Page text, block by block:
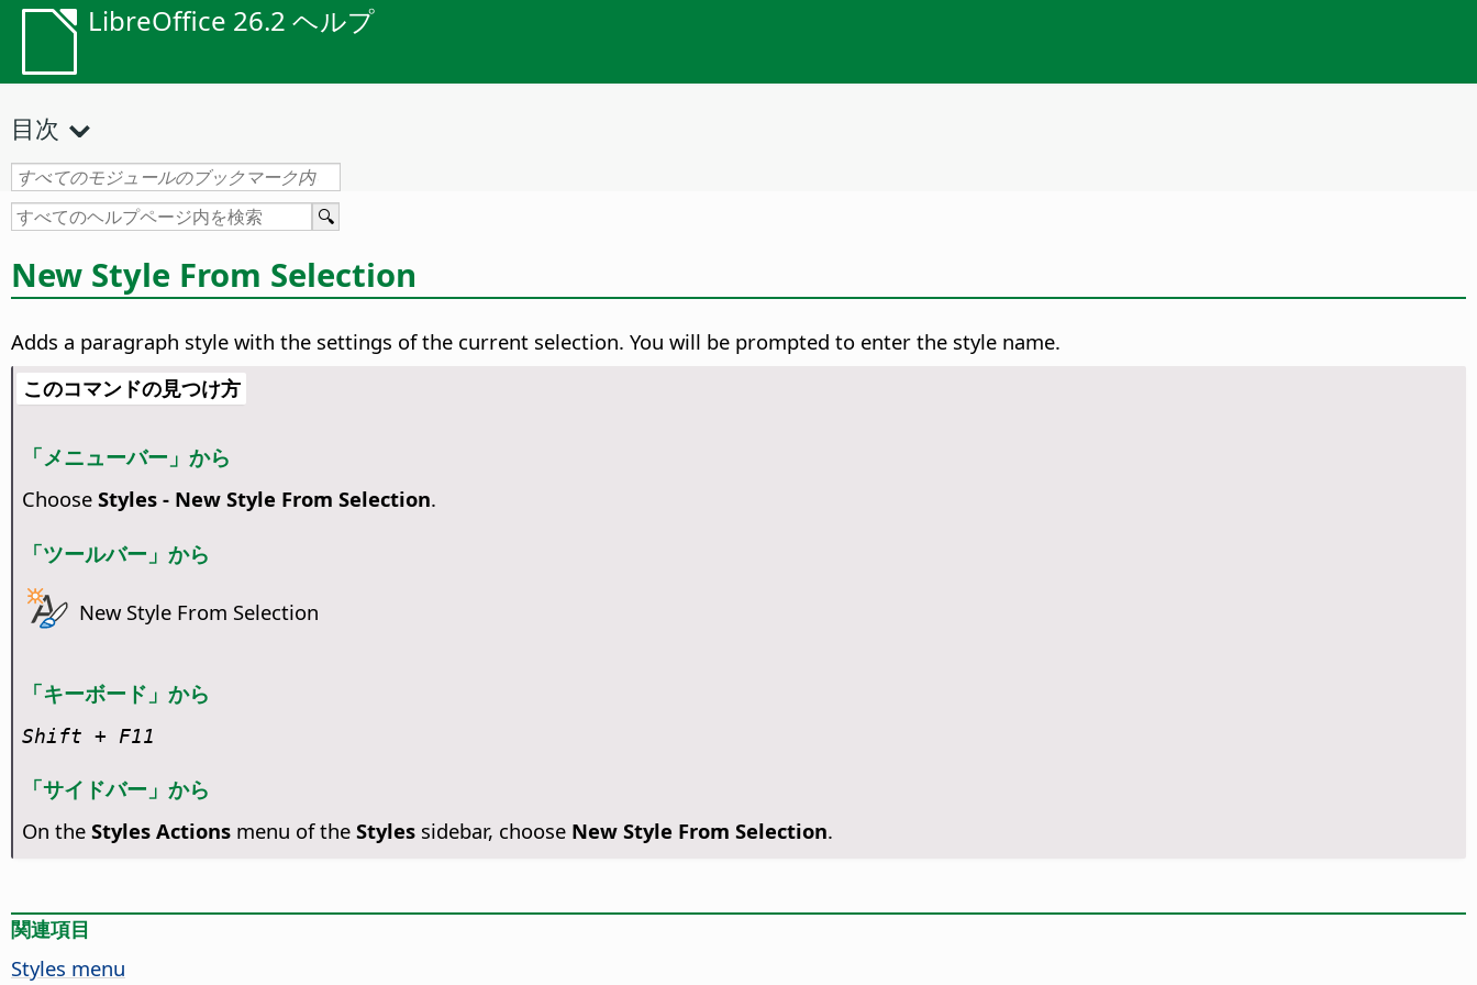
LibreOffice 26.2 ヘルプ
目次
New Style From Selection
Adds a paragraph style with the settings of the current selection. You will be prompted to enter the style name.
このコマンドの見つけ方
「メニューバー」から
Choose Styles - New Style From Selection.
「ツールバー」から
New Style From Selection
「キーボード」から
Shift + F11
「サイドバー」から
On the Styles Actionsmenu of the Stylessidebar, choose New Style From Selection.
関連項目
Styles menu